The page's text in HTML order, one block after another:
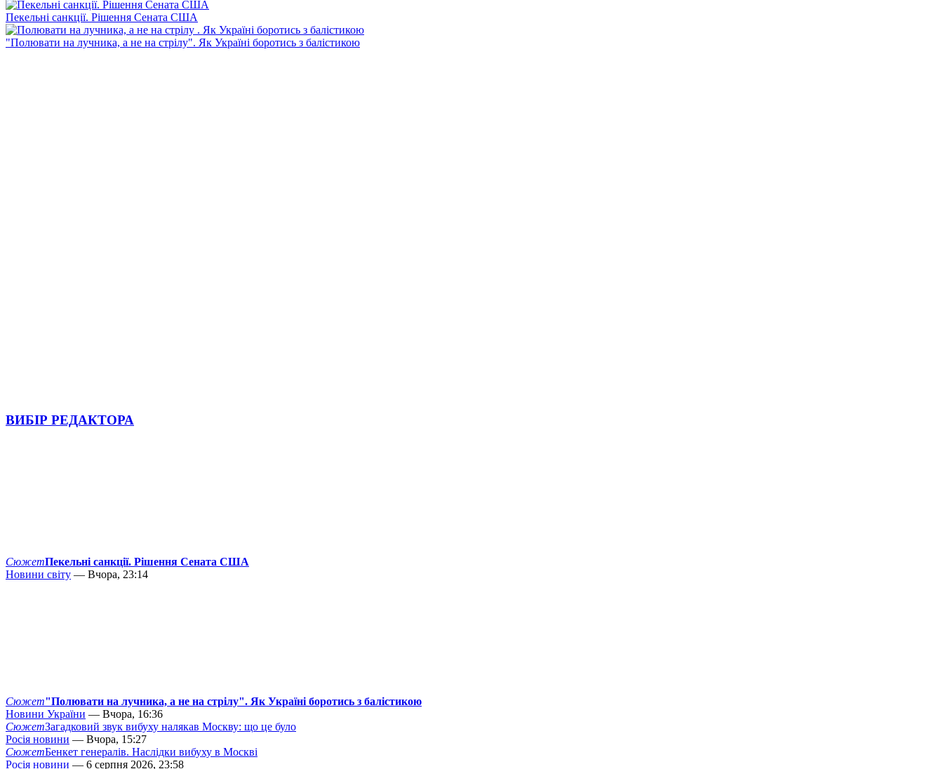
Пекельні санкції. Рішення Сената США
"Полювати на лучника, а не на стрілу". Як Україні боротись з балістикою
ВИБІР РЕДАКТОРА
СюжетПекельні санкції. Рішення Сената США
Новини світу — Вчора, 23:14
Сюжет"Полювати на лучника, а не на стрілу". Як Україні боротись з балістикою
Новини України — Вчора, 16:36
СюжетЗагадковий звук вибуху налякав Москву: що це було
Росія новини — Вчора, 15:27
СюжетБенкет генералів. Наслідки вибуху в Москві
Росія новини — 6 серпня 2026, 23:58